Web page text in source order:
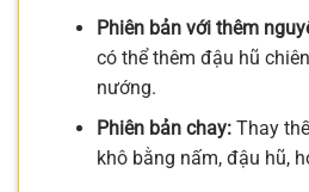
Phiên bản với thêm
có thể thêm đậu hũ
nướng.
Phiên bản chay:Thay
khô bằng nấm, đậu hũ,